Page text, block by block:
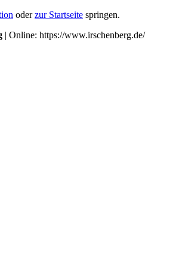
oderzur Startseite springen.
| Online: https://www.irschenberg.de/